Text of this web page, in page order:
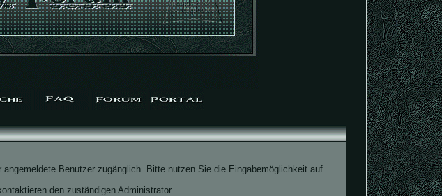
Benutzer zugänglich. Bitte nutzen Sie die Eingabemöglichkeit auf
den zuständigen Administrator.